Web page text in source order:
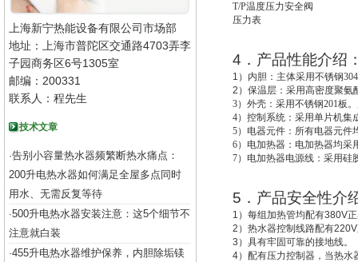
上海新宁热能设备有限公司市场部
地址：上海市普陀区交通路4703弄李
子园商务区6号1305室
邮编：200331
联系人：程先生
技术文章
·告别小容量热水器频繁断热水痛点：
200升电热水器如何满足全屋多点同时
用水、无需反复等待
·500升电热水器安装注意：这5个细节不
注意就白装
·455升电热水器维护保养，内胆除垢镁
T/P温度压力安全阀
压力表
4 ．产品性能介绍
1 ） 内胆：主体采用不锈钢
2 ） 保温层：采用高密度聚氨
3）外壳：采用不锈钢201板
4）控制系统：采用单片机集
5）电器元件：所有电器元件
6）电加热器：电加热器均采
7）电加热器电源线：采用硅
5 ．产品安全性介
1 ）每组加热管均配有380V
2 ）热水器控制线路配有220V
3 ）具有牢固可靠的接地线。
4）配有压力控制器，当热水